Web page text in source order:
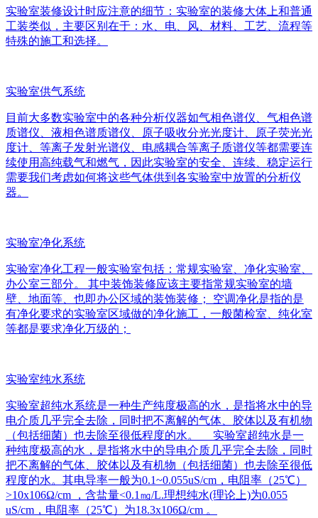
实验室装修设计时应注意的细节：实验室的装修大体上和普通
工装类似，主要区别在于：水、电、风、材料、工艺、流程等
特殊的施工和选择。
实验室供气系统
目前大多数实验室中的各种分析仪器如气相色谱仪、气相色谱
质谱仪、液相色谱质谱仪、原子吸收分光光度计、原子荧光光
度计、等离子发射光谱仪、电感耦合等离子质谱仪等都需要连
续使用高纯载气和燃气，因此实验室的安全、连续、稳定运行
需要我们考虑如何将这些气体供到各实验室中放置的分析仪
器。
实验室净化系统
实验室净化工程一般实验室包括：常规实验室、净化实验室、
办公室三部分。 其中装饰装修应该主要指常规实验室的墙
壁、地面等、也即办公区域的装饰装修； 空调净化是指的是
有净化要求的实验室区域做的净化施工，一般菌检室、纯化室
等都是要求净化万级的；
实验室纯水系统
实验室超纯水系统是一种生产纯度极高的水，是指将水中的导
电介质几乎完全去除，同时把不离解的气体、胶体以及有机物
（包括细菌）也去除至很低程度的水。 实验室超纯水是一
种纯度极高的水，是指将水中的导电介质几乎完全去除，同时
把不离解的气体、胶体以及有机物（包括细菌）也去除至很低
程度的水。其电导率一般为0.1~0.055uS/cm，电阻率（25℃）
>10x106Ω/cm ，含盐量<0.1㎎/L.理想纯水(理论上)为0.055
uS/cm，电阻率（25℃）为18.3x106Ω/cm 。